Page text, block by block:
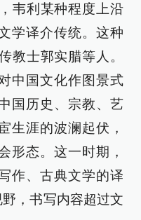
韦利某种程度上沿
学译介传统。这种
教士郭实腊等人。
中国文化作图景式
国历史、宗教、艺
生涯的波澜起伏，
形态。这一时期，
作、古典文学的译
，书写内容超过文